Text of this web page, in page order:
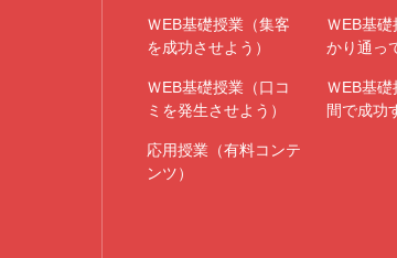
ＷEB基礎授業（集客
を成功させよう）
ＷEB基礎
かり通っ
ＷEB基礎授業（口コ
ミを発生させよう）
ＷEB基
間で成功
応用授業（有料コンテ
ンツ）